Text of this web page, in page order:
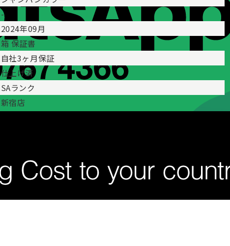
-
2024年09月
箱 保証書
自社3ヶ月保証
仕上げ済
SAランク
新宿店